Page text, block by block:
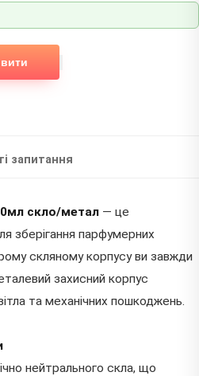
запитання
скло/метал — це
зберігання парфумерних
скляному корпусу ви завжди
захисний корпус
та механічних пошкоджень.
нейтрального скла, що